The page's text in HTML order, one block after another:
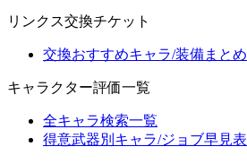
リンクス交換チケット
交換おすすめキャラ/装備まとめ
キャラクター評価一覧
全キャラ検索一覧
得意武器別キャラ/ジョブ早見表